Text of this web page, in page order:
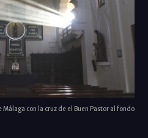
con la cruz de el Buen Pastor al fondo